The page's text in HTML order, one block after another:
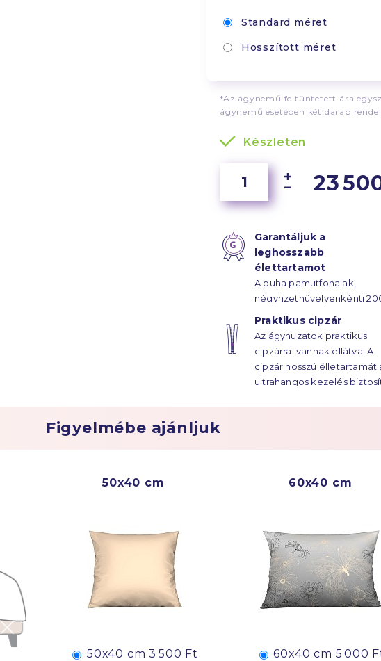
Standard méret
Hosszított méret
*Az ágynemű feltüntetett ára
ágynemű esetében két darab
Készleten
23
Garantáljuk a
leghosszabb
élettartamot
A puha pamutfonalak,
négyhzethüvelyenkénti
szál sűrűsségű
szaténkötésének hála, az
ágyhuzatok élettartama
évtizedekre húzódik.
Praktikus cipzár
Az ágyhuzatok praktikus
cipzárral vannak ellátva. A
cipzár hosszú élletartamát
ultrahangos kezelés
Figyelmébe ajánljuk
50x40 cm
50x40 cm 3 500 Ft
60x40 cm
60x40 cm 5 000